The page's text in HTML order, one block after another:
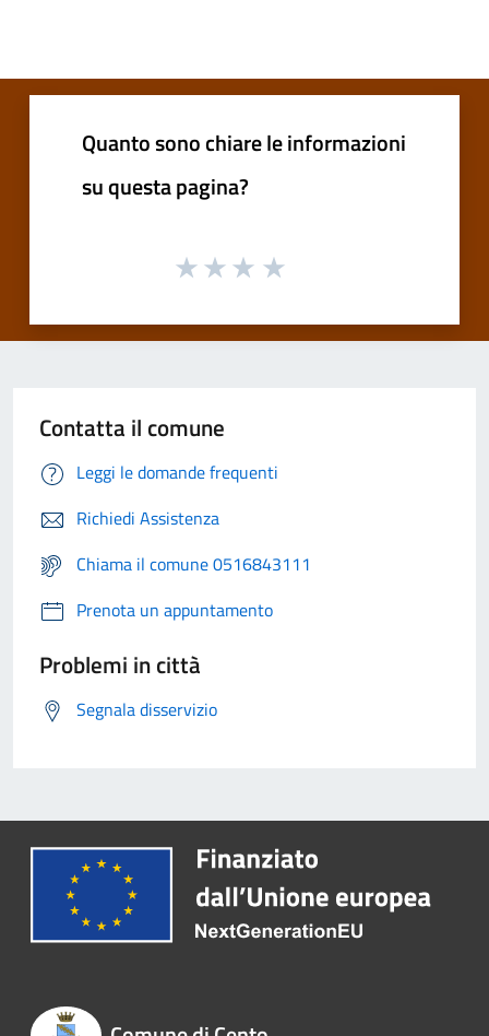
Quanto sono chiare le informazioni
su questa pagina?
Contatta il comune
Leggi le domande frequenti
Richiedi Assistenza
Chiama il comune 0516843111
Prenota un appuntamento
Problemi in città
Segnala disservizio